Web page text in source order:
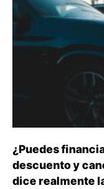
¿Puedes
descuento y
dice realmente